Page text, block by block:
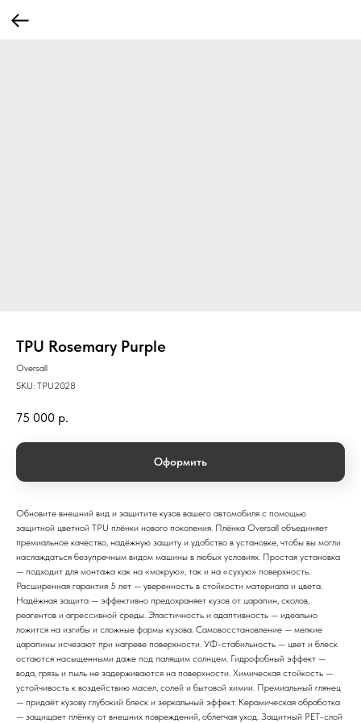
TPU Rosemary Purple
Oversall
SKU: TPU2028
75 000 р.
Оформить
Обновите внешний вид и защитите кузов вашего автомобиля с помощью
защитной цветной TPU плёнки нового поколения. Плёнка Oversall объединяет
премиальное качество, надёжную защиту и удобство в установке, чтобы вы могли
наслаждаться безупречным видом машины в любых условиях. Простая установка
— подходит для монтажа как на «мокрую», так и на «сухую» поверхность.
Расширенная гарантия 5 лет — уверенность в стойкости материала и цвета.
Надёжная защита — эффективно предохраняет кузов от царапин, сколов,
реагентов и агрессивной среды. Эластичность и адаптивность — идеально
ложится на изгибы и сложные формы кузова. Самовосстановление — мелкие
царапины исчезают при нагреве поверхности. УФ-стабильность — цвет и блеск
остаются насыщенными даже под палящим солнцем. Гидрофобный эффект —
вода, грязь и пыль не задерживаются на поверхности. Химическая стойкость —
устойчивость к воздействию масел, солей и бытовой химии. Премиальный глянец
— придаёт кузову глубокий блеск и зеркальный эффект. Керамическая обработка
— защищает плёнку от внешних повреждений, облегчая уход. Защитный PET-слой